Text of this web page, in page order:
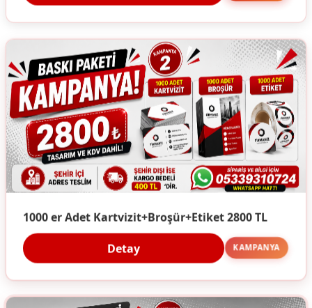
1000 er Adet Kartvizit+Broşür+Etiket 2800 TL
Detay KAMPANYA